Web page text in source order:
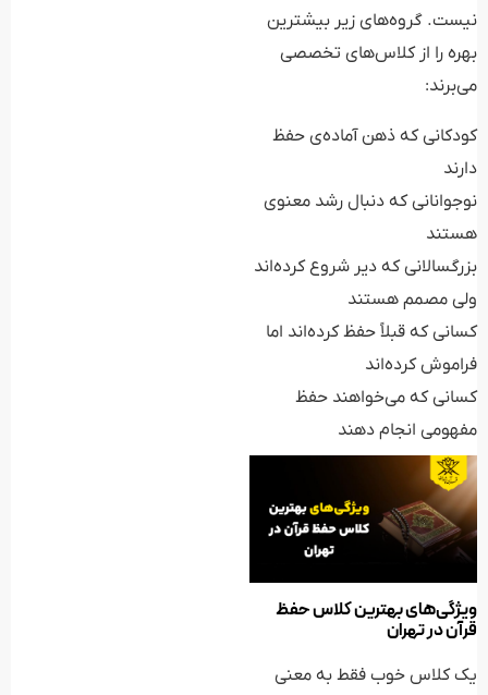
نیست. گروه‌های زیر بیشترین
بهره را از کلاس‌های تخصصی
می‌برند:
کودکانی که ذهن آماده‌ی حفظ
دارند
نوجوانانی که دنبال رشد معنوی
هستند
بزرگسالانی که دیر شروع کرده‌اند
ولی مصمم هستند
کسانی که قبلاً حفظ کرده‌اند اما
فراموش کرده‌اند
کسانی که می‌خواهند حفظ
مفهومی انجام دهند
ویژگی‌های بهترین کلاس حفظ
قرآن در تهران
یک کلاس خوب فقط به معنی